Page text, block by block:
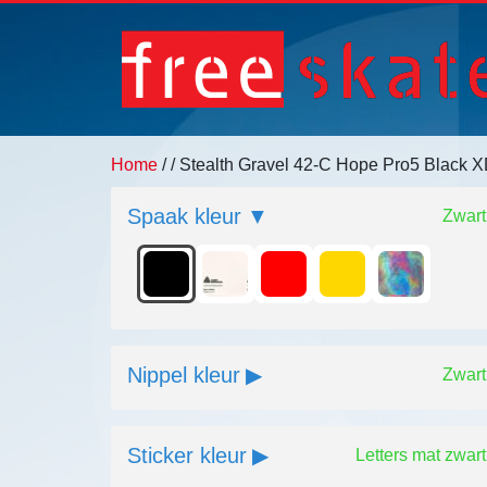
Home // Stealth Gravel 42-C Hope Pro5 Black
Spaak kleur Zwart
Nippel kleur Zwart
Sticker kleur Letters mat zwart